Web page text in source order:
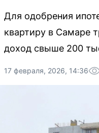
Для одобрения
квартиру в Самаре
доход свыше 200
17 февраля, 2026, 14:36